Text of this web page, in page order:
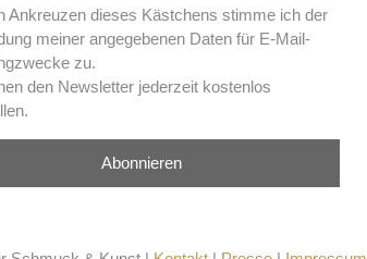
Ankreuzen dieses Kästchens stimme ich der
meiner angegebenen Daten für E-Mail-
zu.
den Newsletter jederzeit kostenlos
Abonnieren